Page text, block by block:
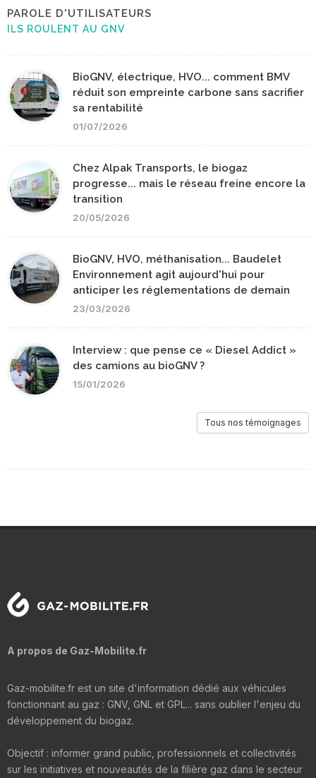
PAROLE D'UTILISATEURS
ILS ROULENT AU GNV
BioGNV, électrique, HVO... comment BMV
réduit son empreinte carbone sans sacrifier
sa rentabilité
01/07/2026
Chez Alpak Transports, le biogaz
progresse... mais le réseau freine encore la
transition
20/05/2026
BioGNV, HVO, méthanisation... Baudelet
Environnement agit aujourd'hui pour
anticiper les réglementations de demain
23/03/2026
Interview : que pense ce « Diesel Addict »
des camions au bioGNV ?
15/01/2026
Tous nos témoignages
A propos de Gaz-Mobilite.fr
Gaz-mobilite.fr est un site d'information dédié aux véhicules
fonctionnant au gaz : GNV, GNL et GPL... sans oublier l'enjeu du
développement du biogaz.
Objectif : informer grand public, professionnels et collectivités
sur les initiatives et nouveautés de la filière gaz dans le secteur